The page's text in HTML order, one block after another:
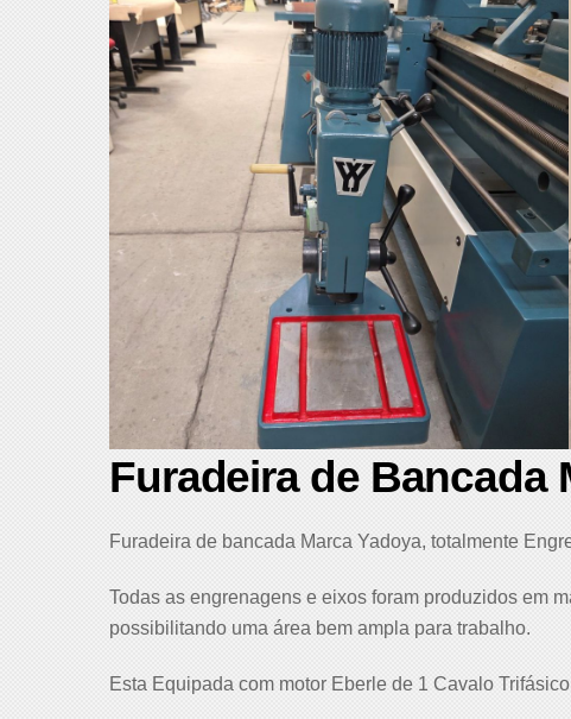
Furadeira de Bancada
Furadeira de bancada Marca Yadoya, totalmente
Todas as engrenagens e eixos foram produzidos em
possibilitando uma área bem ampla para trabalho.
Esta Equipada com motor Eberle de 1 Cavalo